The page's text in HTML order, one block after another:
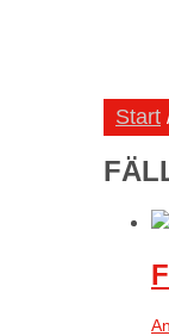
Start